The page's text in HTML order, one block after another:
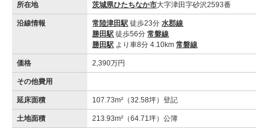
所在地 茨城県ひたちなか市大字津田字砂沢2593番
沿線情報 常陸津田駅 徒歩23分水郡線
勝田駅 徒歩56分常磐線
勝田駅 より車8分 4.10km常磐線
価格 2,390万円
その他費用
延床面積 107.73m²（32.58坪）登記
土地面積 213.93m²（64.71坪）公簿